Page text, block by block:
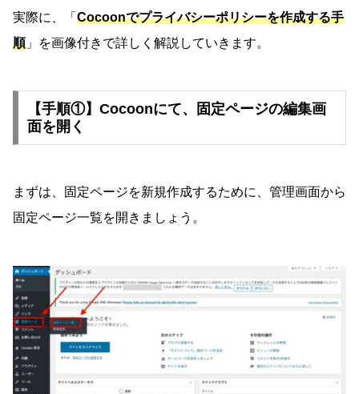
実際に、「 Cocoonでプライバシーポリシーを作成する手
順」を画像付きで詳しく解説していきます。
【手順①】Cocoonにて、固定ページの編集画
面を開く
まずは、固定ページを新規作成するために、管理画面から
固定ページ一覧を開きましょう。